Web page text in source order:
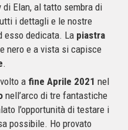
di Elan, al tatto sembra di
i dettagli e le nostre
esso dedicata. La piastra
nero e a vista si capisce
.
a fine Aprile 2021 nel
nell’arco di tre fantastiche
l’opportunità di testare i
possibile. Ho provato